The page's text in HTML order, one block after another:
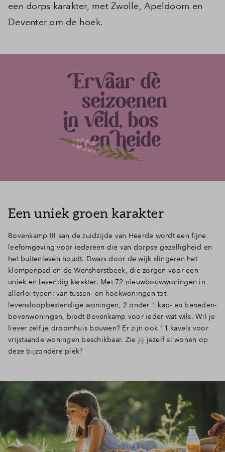
een dorps karakter, met Zwolle, Apeldoorn en
Deventer om de hoek.
Een uniek groen karakter
Bovenkamp III aan de zuidzijde van Heerde wordt een fijne
leefomgeving voor iedereen die van dorpse gezelligheid en
het buitenleven houdt. Dwars door de wijk slingeren het
klompenpad en de Wenshorstbeek, die zorgen voor een
uniek en levendig karakter. Met 72 nieuwbouwwoningen in
allerlei typen: van tussen- en hoekwoningen tot
levensloopbestendige woningen, 2 onder 1 kap- en beneden-
bovenwoningen, biedt Bovenkamp voor ieder wat wils. Wil je
liever zelf je droomhuis bouwen? Er zijn ook 11 kavels voor
vrijstaande woningen beschikbaar. Zie jij jezelf al wonen op
deze bijzondere plek?